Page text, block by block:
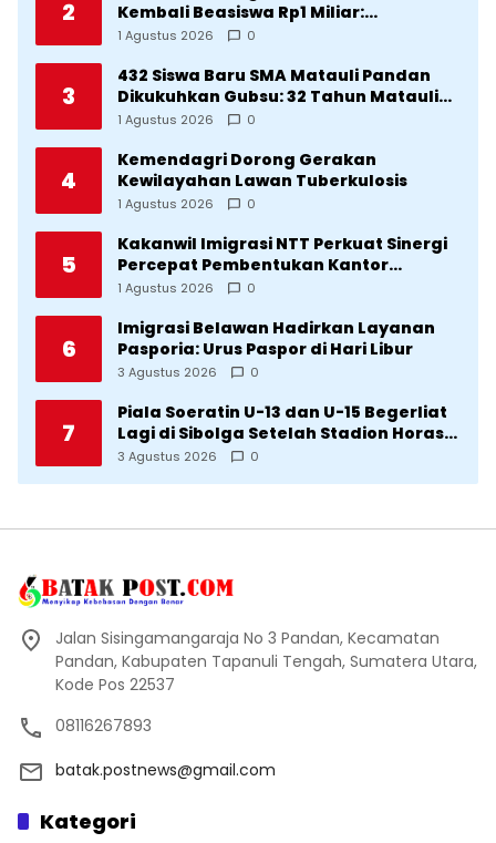
2
Kembali Beasiswa Rp1 Miliar:
Diproritaskan Mahasiswa Korban
1 Agustus 2026 0
3
432 Siswa Baru SMA Matauli Pandan
Dikukuhkan Gubsu: 32 Tahun Matauli
Cetak SDM Unggul
1 Agustus 2026 0
4
Kemendagri Dorong Gerakan
Kewilayahan Lawan Tuberkulosis
1 Agustus 2026 0
5
Kakanwil Imigrasi NTT Perkuat Sinergi
Percepat Pembentukan Kantor
Imigrasi Sumba Timur
1 Agustus 2026 0
6
Imigrasi Belawan Hadirkan Layanan
Pasporia: Urus Paspor di Hari Libur
3 Agustus 2026 0
7
Piala Soeratin U-13 dan U-15 Begerliat
Lagi di Sibolga Setelah Stadion Horas
Direvitalisasi Wali Kota
3 Agustus 2026 0
Jalan Sisingamangaraja No 3 Pandan, Kecamatan
Pandan, Kabupaten Tapanuli Tengah, Sumatera Utara,
Kode Pos 22537
08116267893
batak.postnews@gmail.com
Kategori